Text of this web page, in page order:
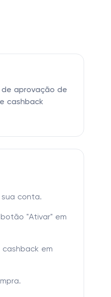
de aprovação de
cashback
conta.
"Ativar" em
em